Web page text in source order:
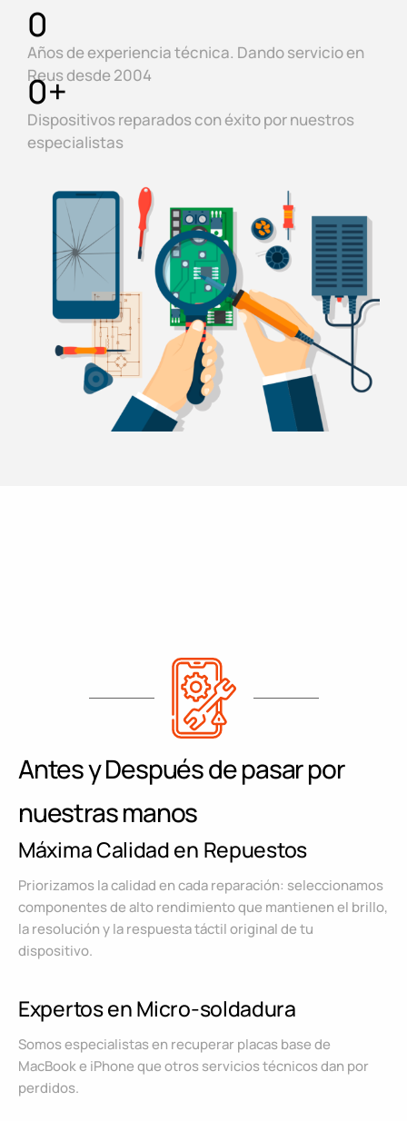
Años de experiencia técnica. Dando servicio en
Reus desde 2004
0
Dispositivos reparados con éxito por nuestros
especialistas
0+
Antes y Después de pasar por
nuestras manos
Máxima Calidad en Repuestos
Priorizamos la calidad en cada reparación: seleccionamos
componentes de alto rendimiento que mantienen el brillo,
la resolución y la respuesta táctil original de tu
dispositivo.
Expertos en Micro-soldadura
Somos especialistas en recuperar placas base de
MacBook e iPhone que otros servicios técnicos dan por
perdidos.